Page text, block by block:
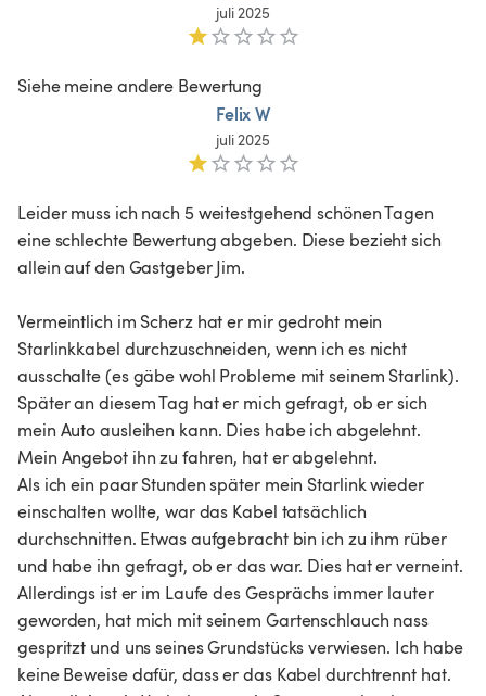
juli 2025
Siehe meine andere Bewertung
Felix W
juli 2025
Leider muss ich nach 5 weitestgehend schönen Tagen
eine schlechte Bewertung abgeben. Diese bezieht sich
allein auf den Gastgeber Jim.
Vermeintlich im Scherz hat er mir gedroht mein
Starlinkkabel durchzuschneiden, wenn ich es nicht
ausschalte (es gäbe wohl Probleme mit seinem Starlink).
Später an diesem Tag hat er mich gefragt, ob er sich
mein Auto ausleihen kann. Dies habe ich abgelehnt.
Mein Angebot ihn zu fahren, hat er abgelehnt.
Als ich ein paar Stunden später mein Starlink wieder
einschalten wollte, war das Kabel tatsächlich
durchschnitten. Etwas aufgebracht bin ich zu ihm rüber
und habe ihn gefragt, ob er das war. Dies hat er verneint.
Allerdings ist er im Laufe des Gesprächs immer lauter
geworden, hat mich mit seinem Gartenschlauch nass
gespritzt und uns seines Grundstücks verwiesen. Ich habe
keine Beweise dafür, dass er das Kabel durchtrennt hat.